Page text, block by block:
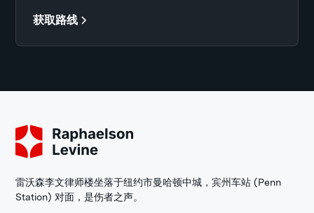
获取路线
雷沃森李文律师楼坐落于纽约市曼哈顿中城，宾州车站 (Penn
Station) 对面，是伤者之声。